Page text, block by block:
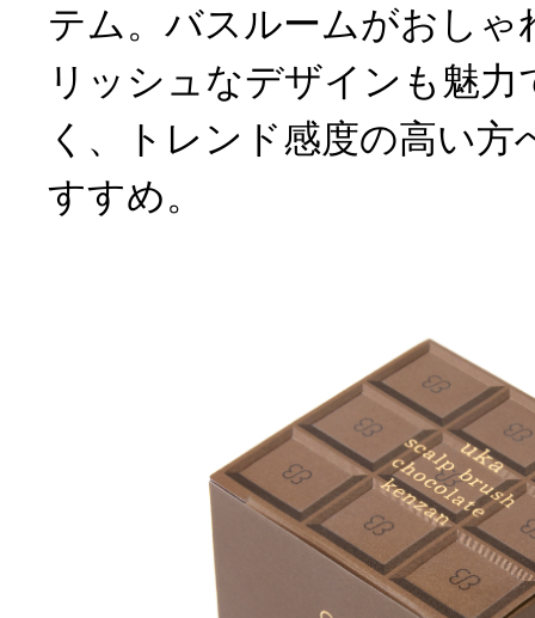
テム。バスルームがおし
リッシュなデザインも魅力
く、トレンド感度の高い
すすめ。